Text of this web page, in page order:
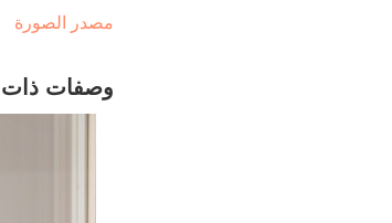
مصدر الصورة
وصفات